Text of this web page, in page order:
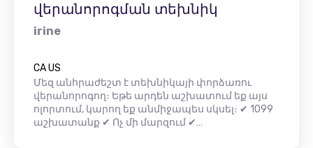
վերանորոգման տեխնիկ
irine
CA US
Մեզ անհրաժեշտ է տեխնիկայի փորձառու
վերանորոգող։ Եթե ​​արդեն աշխատում եք այս
ոլորտում, կարող եք անմիջապես սկսել։ ✔ 1099
աշխատանք ✔ Ոչ մի մարզում ✔…